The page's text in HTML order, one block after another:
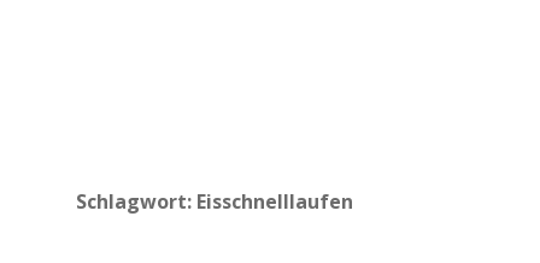
Schlagwort: Eisschnelllaufen